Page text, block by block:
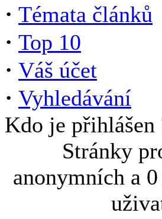
· Témata článků
· Top 10
· Váš účet
· Vyhledávání
Kdo je přihlášen
Stránky
anonymních a